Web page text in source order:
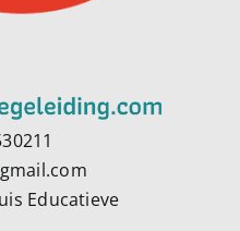
Educatieve